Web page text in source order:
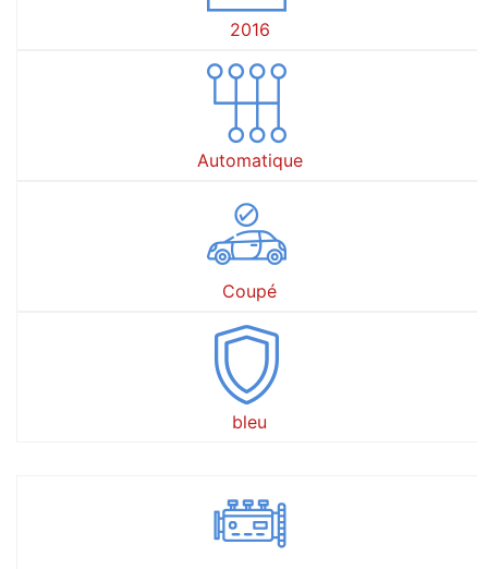
2016
Automatique
Coupé
bleu